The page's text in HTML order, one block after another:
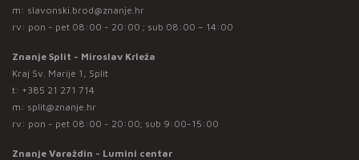
m: slavonski.brod@znanje.hr
rv: pon - pet 08:00 - 20:00 ; sub 08:00 – 14:00
Znanje Split - Miroslav Krleža
Kraj Sv. Marije 1, Split
t: +385 21 271 714
m: split@znanje.hr
rv: pon - pet 08:00 - 20:00; sub 9:00-15:00
Znanje Varaždin - Lumini centar